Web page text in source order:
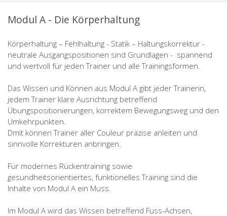
Modul A - Die Körperhaltung
Körperhaltung – Fehlhaltung - Statik – Haltungskorrektur -
neutrale Ausgangspositionen sind Grundlagen - spannend
und wertvoll für jeden Trainer und alle Trainingsformen.
Das Wissen und Können aus Modul A gibt jeder Trainerin,
jedem Trainer klare Ausrichtung betreffend
Übungspositionierungen, korrektem Bewegungsweg und den
Umkehrpunkten.
Dmit können Trainer aller Couleur präzise anleiten und
sinnvolle Korrekturen anbringen.
Für modernes Rückentraining sowie
gesundheitsorientiertes, funktionelles Training sind die
Inhalte von Modul A ein Muss.
Im Modul A wird das Wissen betreffend Fuss-Achsen,